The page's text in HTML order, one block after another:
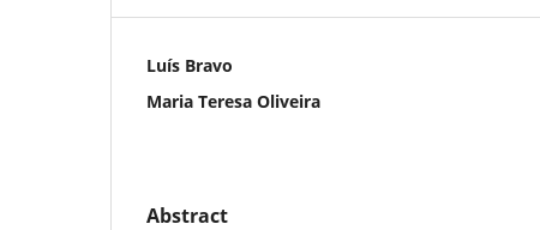
Luís Bravo
Maria Teresa Oliveira
Abstract